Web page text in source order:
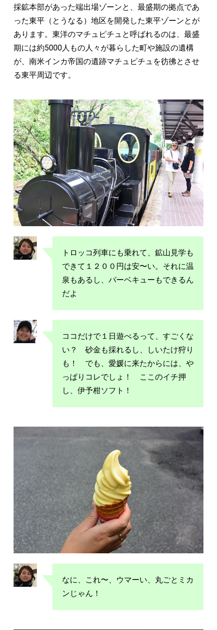
採鉱本部があった端出場ゾーンと、最盛期の拠点であ
った東平（とうなる）地区を開発した東平ゾーンとが
あります。東洋のマチュピチュと呼ばれるのは、最盛
期には約5000人もの人々が暮らした町や施設の遺構
が、南米インカ帝国の遺跡マチュピチュを彷彿とさせ
る東平周辺です。
トロッコ列車にも乗れて、鉱山見学も
できて１２００円は安〜い。それに温
泉もあるし、バーベキューもできるん
だよ
ココだけで１日遊べるって、すごくな
い？ 砂金も採れるし、しいたけ狩り
も！ でも、愛媛に来たからには、や
っぱりコレでしょ！ ここのイチ押
し、伊予柑ソフト！
なに、これ〜、ウマーい、丸ごとミカ
ンじゃん！